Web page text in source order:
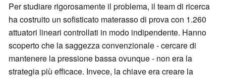
Per studiare rigorosamente il problema, il team di ricerca
ha costruito un sofisticato materasso di prova con 1.260
attuatori lineari controllati in modo indipendente. Hanno
scoperto che la saggezza convenzionale - cercare di
mantenere la pressione bassa ovunque - non era la
strategia più efficace. Invece, la chiave era creare la